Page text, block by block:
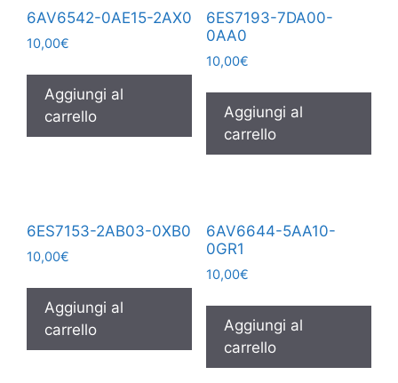
6AV6542-0AE15-2AX0
10,00€
Aggiungi al
carrello
6ES7193-7DA00-
0AA0
10,00€
Aggiungi al
carrello
6ES7153-2AB03-0XB0
10,00€
Aggiungi al
carrello
6AV6644-5AA10-
0GR1
10,00€
Aggiungi al
carrello